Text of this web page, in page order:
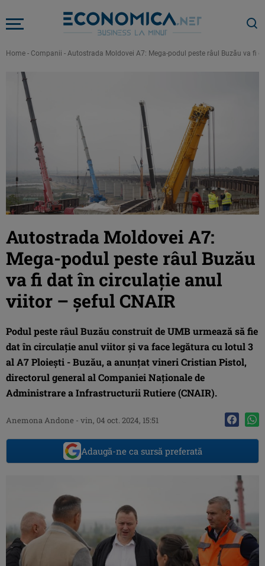
Home - Companii - Autostrada Moldovei A7: Mega-podul peste râul Buzău va fi
Autostrada Moldovei A7:
Mega-podul peste râul Buzău
va fi dat în circulație anul
viitor – șeful CNAIR
Podul peste râul Buzău construit de UMB urmează să fie
dat în circulație anul viitor și va face legătura cu lotul 3
al A7 Ploiești - Buzău, a anunțat vineri Cristian Pistol,
directorul general al Companiei Naționale de
Administrare a Infrastructurii Rutiere (CNAIR).
Anemona Andone - vin, 04 oct. 2024, 15:51
Adaugă-ne ca sursă preferată